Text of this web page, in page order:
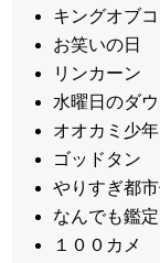
キングオブコ
お笑いの日
リンカーン
水曜日のダ
オオカミ少
ゴッドタン
やりすぎ都
なんでも鑑定
１００カメ